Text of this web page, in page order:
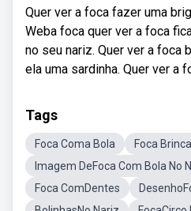
Quer ver a foca fazer uma
Weba foca quer ver a foca
no seu nariz. Quer ver a foca
ela uma sardinha. Quer ver a
Tags
Foca Coma Bola
Foca
Imagem DeFoca Com Bola No
Foca ComDentes